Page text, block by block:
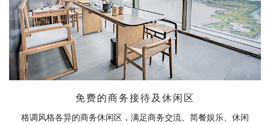
免费的商务接待及休闲区
格调风格各异的商务休闲区，满足商务交流、简餐娱乐、休闲